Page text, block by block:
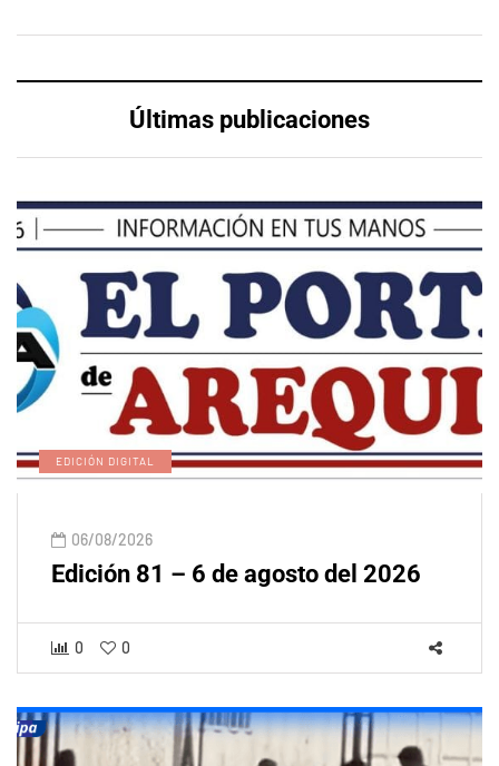
Últimas publicaciones
EDICIÓN DIGITAL
06/08/2026
Edición 81 – 6 de agosto del 2026
0 0